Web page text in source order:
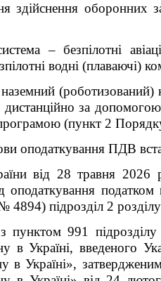
здійснення оборонних
– безпілотні
водні (плаваючі)
(роботизований)
за
(пункт 2
оподаткування ПДВ
від 28 травня
оподаткування
4894) підрозділ 2
пунктом 991
в Україні, введеного
в Україні»,